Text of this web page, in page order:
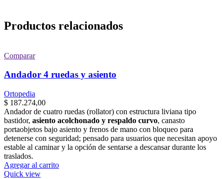
Productos relacionados
Comparar
Andador 4 ruedas y asiento
Ortopedia
$ 187.274,00
Andador de cuatro ruedas (rollator) con estructura liviana tipo
bastidor, asiento acolchonado y respaldo curvo, canasto
portaobjetos bajo asiento y frenos de mano con bloqueo para
detenerse con seguridad; pensado para usuarios que necesitan apoyo
estable al caminar y la opción de sentarse a descansar durante los
traslados.
Agregar al carrito
Quick view